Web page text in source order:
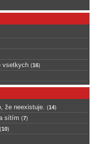
vsetkych (16)
že neexistuje. (14)
sítím (7)
(10)